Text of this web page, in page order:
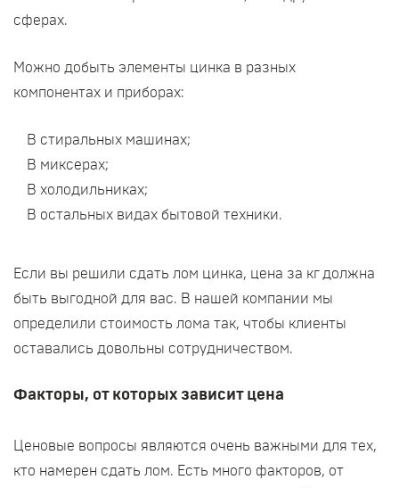
сферах.
Можно добыть элементы цинка в разных
компонентах и приборах:
В стиральных машинах;
В миксерах;
В холодильниках;
В остальных видах бытовой техники.
Если вы решили сдать лом цинка, цена за кг должна
быть выгодной для вас. В нашей компании мы
определили стоимость лома так, чтобы клиенты
оставались довольны сотрудничеством.
Факторы, от которых зависит цена
Ценовые вопросы являются очень важными для тех,
кто намерен сдать лом. Есть много факторов, от